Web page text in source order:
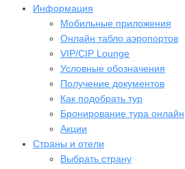
Информация
Мобильные приложения
Онлайн табло аэропортов
VIP/CIP Lounge
Условные обозначения
Получение документов
Как подобрать тур
Бронирование тура онлайн
Акции
Страны и отели
Выбрать страну